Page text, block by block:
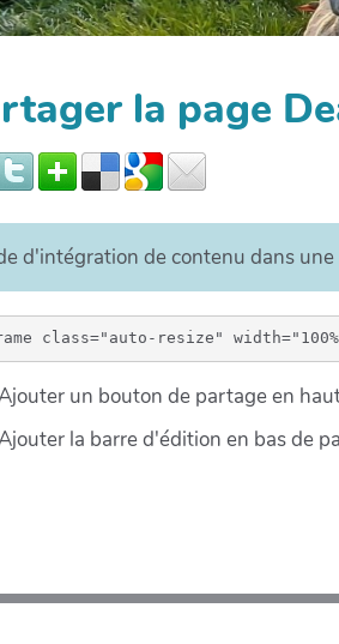
la page
d'intégration de contenu dans
un bouton de partage en
la barre d'édition en bas de